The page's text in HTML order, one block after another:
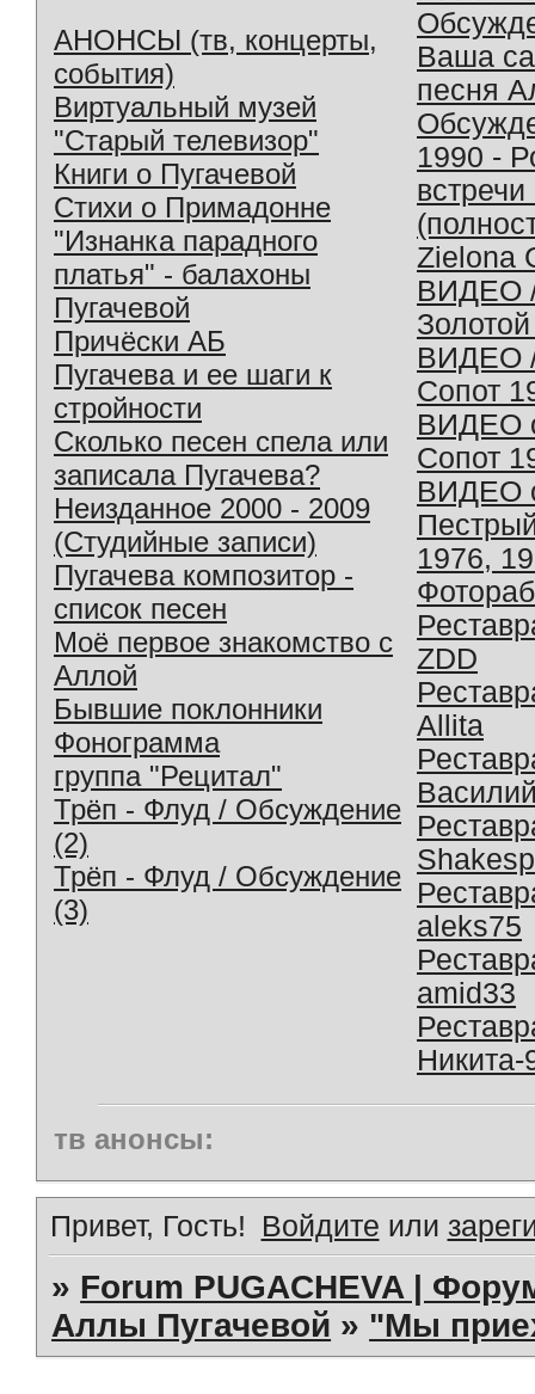
АНОНСЫ (тв, концерты,
события)
Виртуальный музей
"Старый телевизор"
Книги о Пугачевой
Стихи о Примадонне
"Изнанка парадного
платья" - балахоны
Пугачевой
Причёски АБ
Пугачева и ее шаги к
стройности
Сколько песен спела или
записала Пугачева?
Неизданное 2000 - 2009
(Студийные записи)
Пугачева композитор -
список песен
Моё первое знакомство с
Аллой
Бывшие поклонники
Фонограмма
группа "Рецитал"
Трёп - Флуд / Обсуждение
(2)
Трёп - Флуд / Обсуждение
(3)
Ваша
песня
1990 -
Zielona
ВИДЕО
ВИДЕО
Сопот
ВИДЕО
Сопот
ВИДЕО
1976,
ZDD
Allita
aleks75
amid33
Никита-
тв анонсы:
Привет, Гость! Войдите или
» Forum PUGACHEVA |
Аллы Пугачевой » "Мы